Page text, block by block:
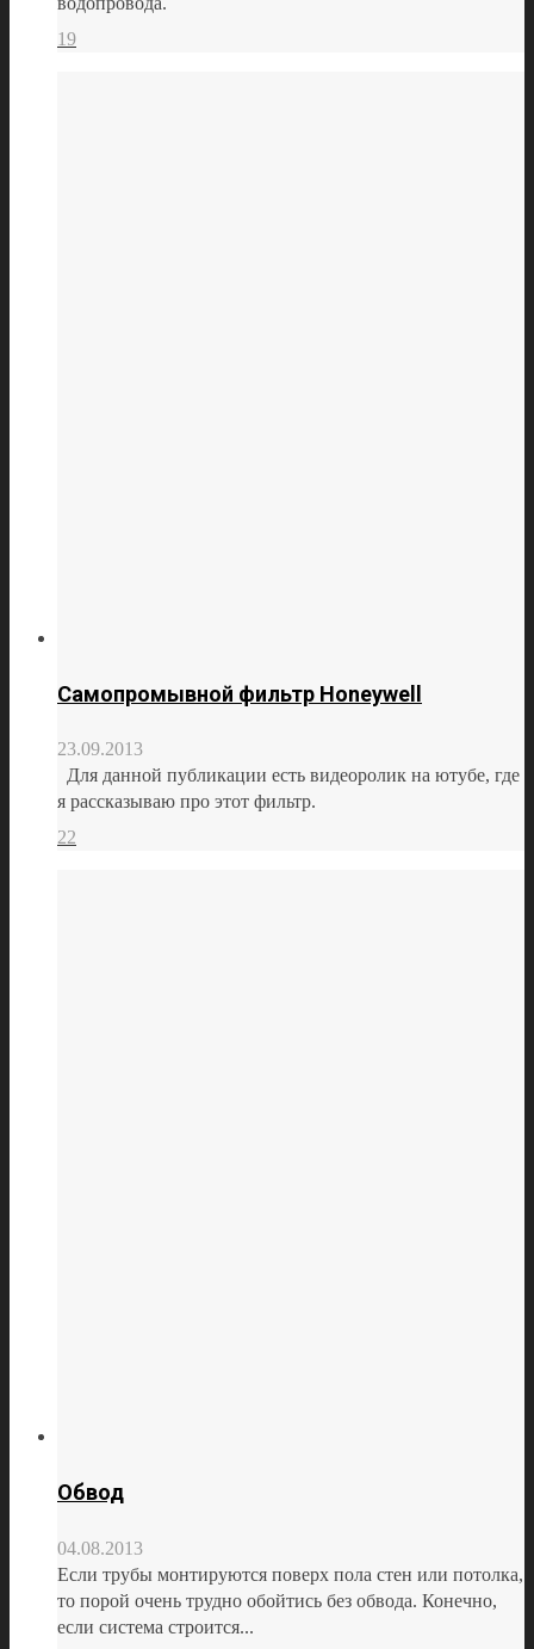
19
Самопромывной фильтр Honeywell
23.09.2013
Для данной публикации есть видеоролик на ютубе, где
я рассказываю про этот фильтр.
22
Обвод
04.08.2013
Если трубы монтируются поверх пола стен или потолка,
то порой очень трудно обойтись без обвода. Конечно,
если система строится...